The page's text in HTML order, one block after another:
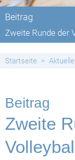
Beitrag
Zweite Runde der
Startseite
Beitrag
Zweite